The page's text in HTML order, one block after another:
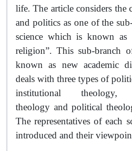
life. The article considers
and politics as one of the
science which is known as
religion”. This sub-branch
known as new academic
deals with three types of
institutional theology,
theology and political
The representatives of each
introduced and their